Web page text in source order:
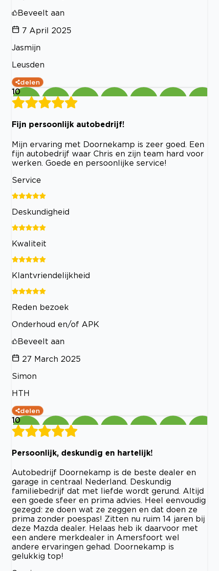
Beveelt aan
7 April 2025
Jasmijn
Leusden
delen
10
Fijn persoonlijk autobedrijf!
Mijn ervaring met Doornekamp is zeer goed. Een
fijn autobedrijf waar Chris en zijn team hard voor
werken. Goede en persoonlijke service!
Service
Deskundigheid
Kwaliteit
Klantvriendelijkheid
Reden bezoek
Onderhoud en/of APK
Beveelt aan
27 March 2025
Simon
HTH
delen
10
Persoonlijk, deskundig en hartelijk!
Autobedrijf Doornekamp is de beste dealer en
garage in centraal Nederland. Deskundig
familiebedrijf dat met liefde wordt gerund. Altijd
een goede sfeer en prima advies. Heel eenvoudig
gezegd: ze doen wat ze zeggen en dat doen ze
prima zonder poespas! Zitten nu ruim 14 jaren bij
deze Mazda dealer. Helaas heb ik daarvoor met
een andere merkdealer in Amersfoort wel
andere ervaringen gehad. Doornekamp is
gelukkig top!